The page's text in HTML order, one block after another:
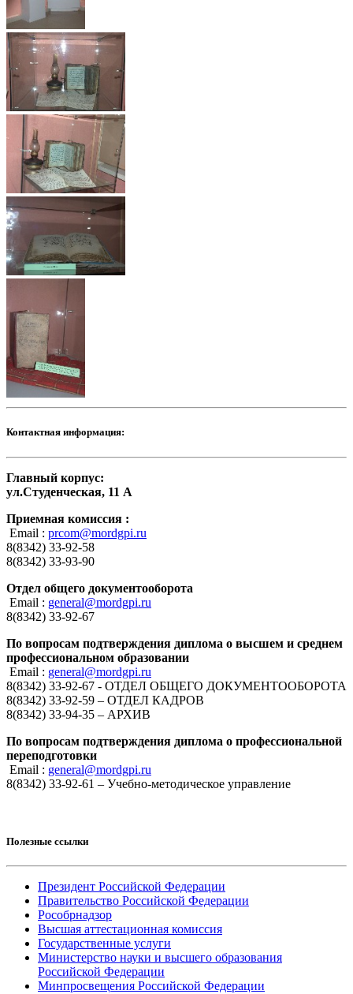
Контактная информация:
Главный корпус:
ул.Студенческая, 11 А
Приемная комиссия :
Email : prcom@mordgpi.ru
8(8342) 33-92-58
8(8342) 33-93-90
Отдел общего документооборота
Email : general@mordgpi.ru
8(8342) 33-92-67
По вопросам подтверждения диплома о высшем и среднем
профессиональном образовании
Email : general@mordgpi.ru
8(8342) 33-92-67 - ОТДЕЛ ОБЩЕГО ДОКУМЕНТООБОРОТА
8(8342) 33-92-59 – ОТДЕЛ КАДРОВ
8(8342) 33-94-35 – АРХИВ
По вопросам подтверждения диплома о профессиональной
переподготовки
Email : general@mordgpi.ru
8(8342) 33-92-61 – Учебно-методическое управление
Полезные ссылки
Президент Российской Федерации
Правительство Российской Федерации
Рособрнадзор
Высшая аттестационная комиссия
Государственные услуги
Министерство науки и высшего образования
Российской Федерации
Минпросвещения Российской Федерации